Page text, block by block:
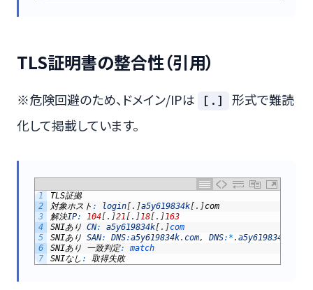
TLS証明書の整合性（引用）
※危険回避のため、ドメイン/IPは [.]
形式で難読
化して掲載しています。
1
2
3
4
5
6
7
TLS証拠
対象ホスト : login[ . ]a5y619834k[ . ]com
解決IP: 104[ . ]21 [ . ] 18[ . ] 163
SNIあり CN: a5y619834k[ . ]com
SNIあり SAN: DNS:a5y619834k. com, DNS: * .a5y619834k
SNIあり 一致判定:
match
SNIなし : 取得失敗